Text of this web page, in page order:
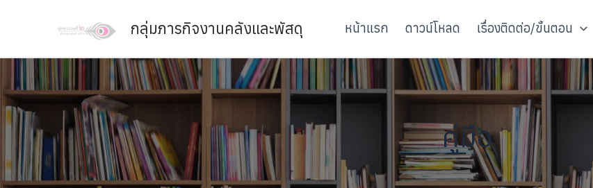
กลุ่มภารกิจงานคลังและพัสดุ หน้าแรก ดาวน์โหลด เรื่องติดต่อ/ขั้นตอน
คู่มือ